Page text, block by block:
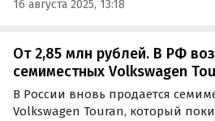
16 августа 2025, 13:18
От 2,85 млн рублей. В РФ
семиместных Volkswagen
В России вновь продается
Volkswagen Touran, который